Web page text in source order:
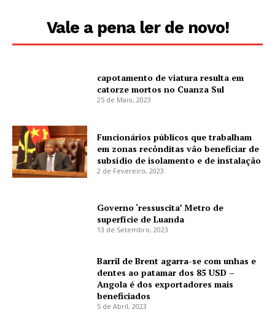
Vale a pena ler de novo!
capotamento de viatura resulta em
catorze mortos no Cuanza Sul
25 de Maio, 2023
Funcionários públicos que trabalham
em zonas recônditas vão beneficiar de
subsídio de isolamento e de instalação
2 de Fevereiro, 2023
Governo ‘ressuscita’ Metro de
superfície de Luanda
13 de Setembro, 2023
Barril de Brent agarra-se com unhas e
dentes ao patamar dos 85 USD –
Angola é dos exportadores mais
beneficiados
5 de Abril, 2023